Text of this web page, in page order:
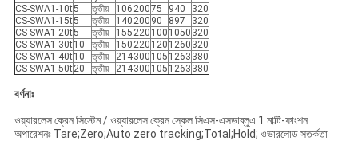
CS-SWA1-10t5 তৃতীয় 106 20075 940
320
CS-SWA1-15t5 তৃতীয় 140 200 90 897
320
CS-SWA1-20t5 তৃতীয় 155 220 100 1050 320
CS-SWA1-30t10 তৃতীয় 150 220 120 1260 320
CS-SWA1-40t10 তৃতীয় 214300 105 1263 380
CS-SWA1-50t20 তৃতীয় 214300 105 1263 380
বর্ণনাঃ
ওয়্যারলেস ক্রেন সিস্টেম / ওয়্যারলেস ক্রেন স্কেল সিএস-এসডাব্লুএ 1 মাল্টি-ফাংশন
অপারেশনঃ Tare;Zero;Auto zero tracking;Total;Hold; ওভারলোড সতর্কতা